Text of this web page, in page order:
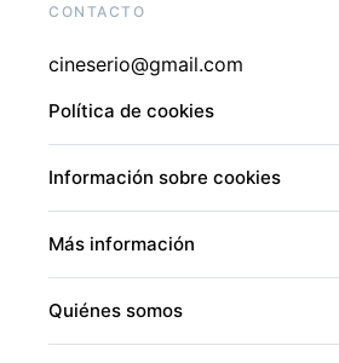
CONTACTO
cineserio@gmail.com
Política de cookies
Información sobre cookies
Más información
Quiénes somos